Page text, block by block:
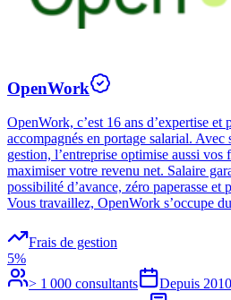
OpenWork
OpenWork, c’est 16 ans d’expertise et
accompagnés en portage salarial. Avec
gestion, l’entreprise optimise aussi vos
maximiser votre revenu net. Salaire
possibilité d’avance, zéro paperasse et
Vous travaillez, OpenWork s’occupe
Frais de gestion
5%
> 1 000 consultants
Depuis 2010